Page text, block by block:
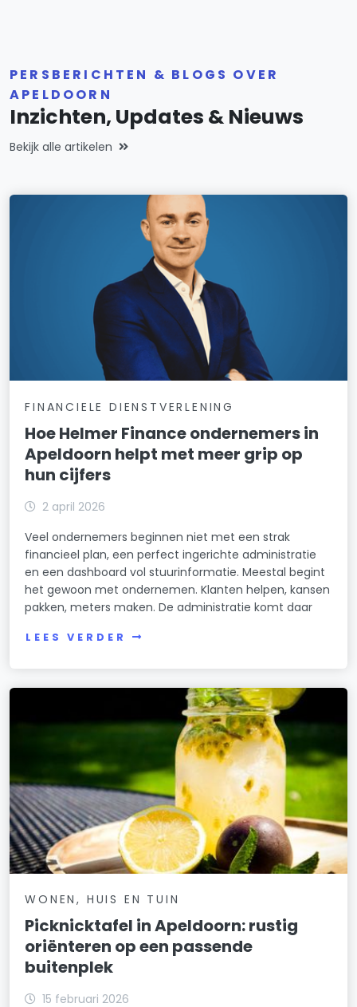
PERSBERICHTEN & BLOGS OVER
APELDOORN
Inzichten, Updates & Nieuws
Bekijk alle artikelen
FINANCIELE DIENSTVERLENING
Hoe Helmer Finance ondernemers in
Apeldoorn helpt met meer grip op
hun cijfers
2 april 2026
Veel ondernemers beginnen niet met een strak
financieel plan, een perfect ingerichte administratie
en een dashboard vol stuurinformatie. Meestal begint
het gewoon met ondernemen. Klanten helpen, kansen
pakken, meters maken. De administratie komt daar
LEES VERDER
WONEN, HUIS EN TUIN
Picknicktafel in Apeldoorn: rustig
oriënteren op een passende
buitenplek
15 februari 2026